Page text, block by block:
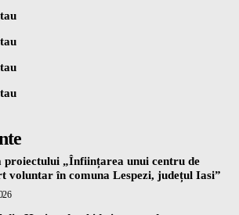
proiectului „Înființarea unui centru de
voluntar în comuna Lespezi, județul Iasi”